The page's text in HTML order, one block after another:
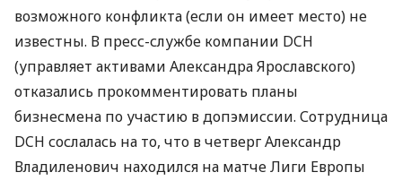
возможного конфликта (если он имеет место) не
известны. В пресс-службе компании DCH
(управляет активами Александра Ярославского)
отказались прокомментировать планы
бизнесмена по участию в допэмиссии. Сотрудница
DCH сослалась на то, что в четверг Александр
Владиленович находился на матче Лиги Европы